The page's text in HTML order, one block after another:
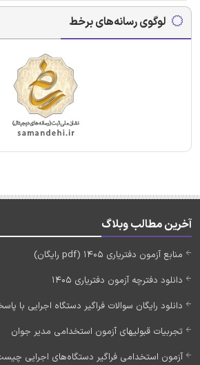
لوگوی رسانه‌های برخط
آخرین مطالب وبلاگ
منابع آزمون دفتریاری 1405 (pdf رایگان)
دانلود دفترچه آزمون دفتریاری 1405
دانلود رایگان سوالات فراگیر دستگاه اجرایی با
تجربیات قبولیهای آزمون استخدامی مدیر جوان
آزمون استخدامی فراگیر دستگاه‌های اجرایی